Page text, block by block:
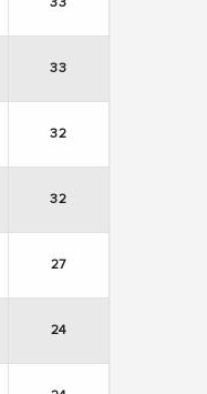
33
32
32
27
24